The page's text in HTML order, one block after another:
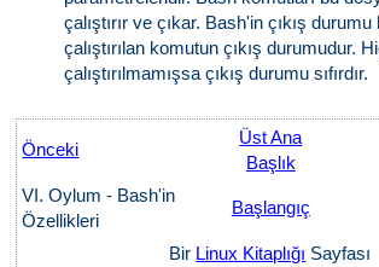
çalıştırır ve çıkar. Bash'in çıkış
çalıştırılan komutun çıkış durumudur.
çalıştırılmamışsa çıkış durumu sıfırdır.
Önceki
Üst Ana
Başlık
VI. Oylum - Bash'in
Özellikleri
Başlangıç
Bir Linux Kitaplığı Sayfası